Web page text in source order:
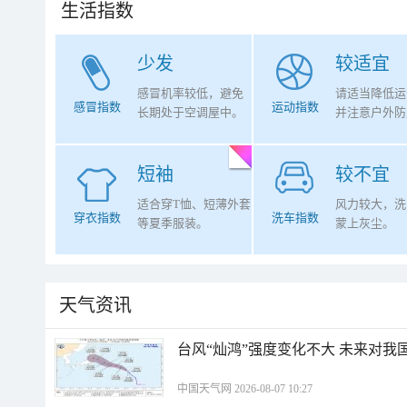
生活指数
少发
感冒指数
感冒机率较低，避免
长期处于空调屋中。
较适宜
运动指数
请适当降低
并注意户外
短袖
穿衣指数
适合穿T恤、短薄外套
等夏季服装。
较不宜
洗车指数
风力较大，
蒙上灰尘。
天气资讯
台风“灿鸿”强度变化不大 未来对我
中国天气网 2026-08-07 10:27